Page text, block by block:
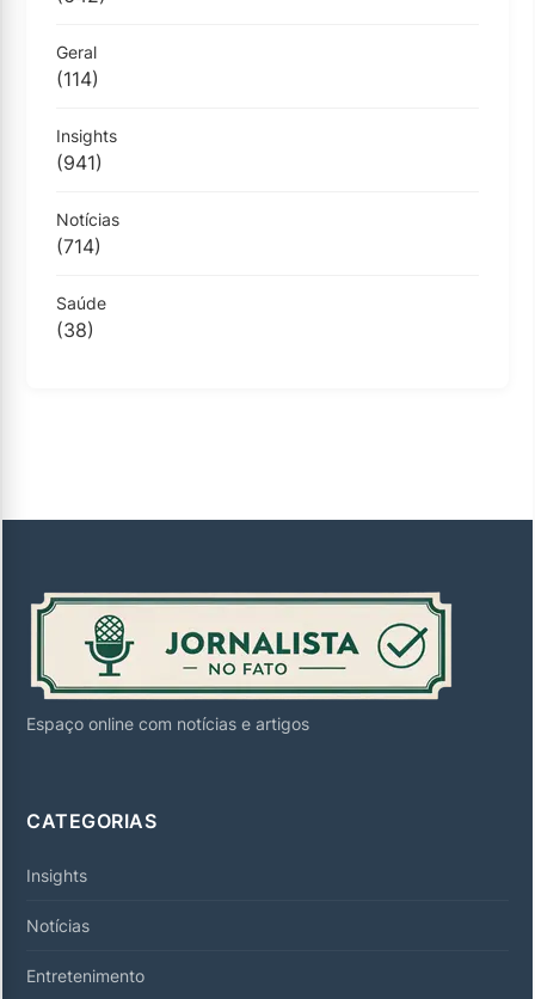
Geral
(114)
Insights
(941)
Notícias
(714)
Saúde
(38)
Espaço online com notícias e artigos
CATEGORIAS
Insights
Notícias
Entretenimento